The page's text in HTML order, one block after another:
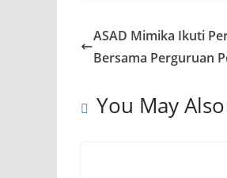
ASAD Mimika Ikuti
Bersama Perguruan
You May